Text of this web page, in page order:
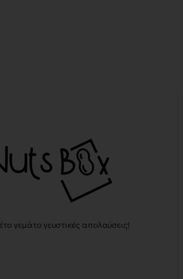
γεμάτο γευστικές απολαύσεις!